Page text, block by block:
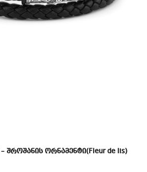
შროშანის ორნამენტი(Fleur de lis)